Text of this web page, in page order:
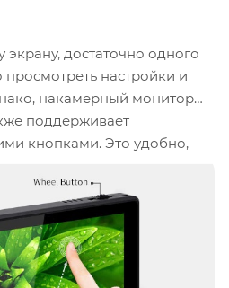
достаточно одного
настройки и
накамерный монитор
поддерживает
кнопками. Это удобно,
настройки с
колесика. Кроме
есть функционал для
Если вы
с сенсорными кнопками, то
выключателем, который